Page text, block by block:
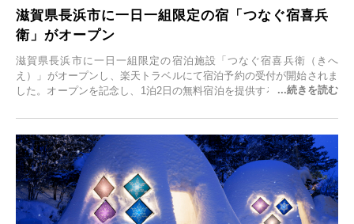
滋賀県長浜市に一日一組限定の宿「つなぐ宿喜兵
衛」がオープン
滋賀県長浜市に一日一組限定の宿泊施設「つなぐ宿喜兵衛（きへ
え）」がオープンし、楽天トラベルにて宿泊予約の受付が開始されま
した。オープンを記念し、1泊2日の無料宿泊を提供するキャンペーン
一組限定の宿だからこそ叶う、大切な人との特別な時間を体験いただ
けます。